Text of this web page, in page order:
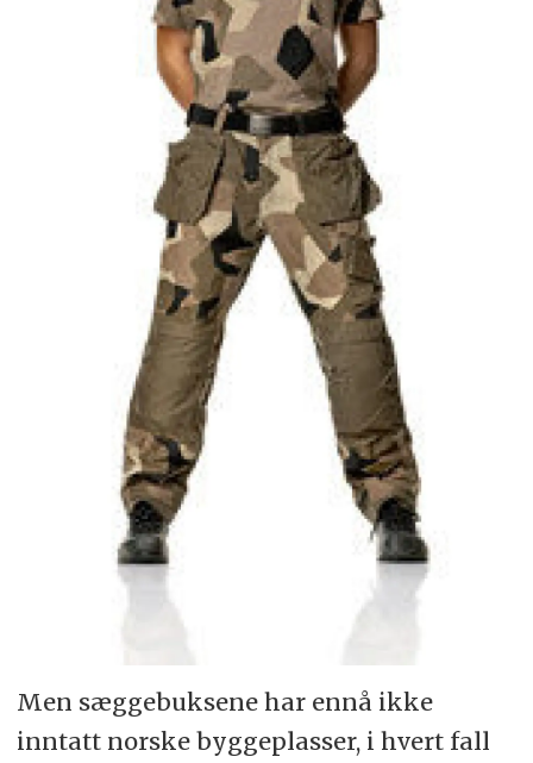
Men sæggebuksene har ennå ikke
inntatt norske byggeplasser, i hvert fall